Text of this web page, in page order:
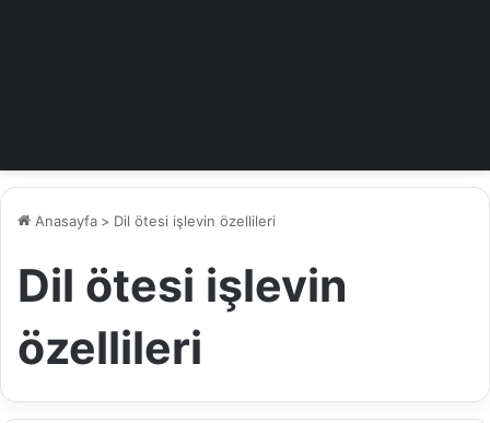
Anasayfa > Dil ötesi işlevin özellileri
Dil ötesi işlevin
özellileri